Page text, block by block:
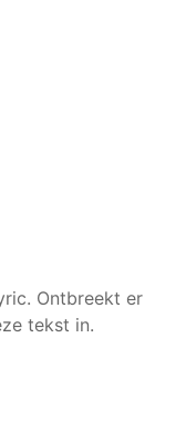
Ontbreekt er
tekst in.